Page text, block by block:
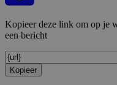
Kopieer deze link om op je
een bericht
Kopieer